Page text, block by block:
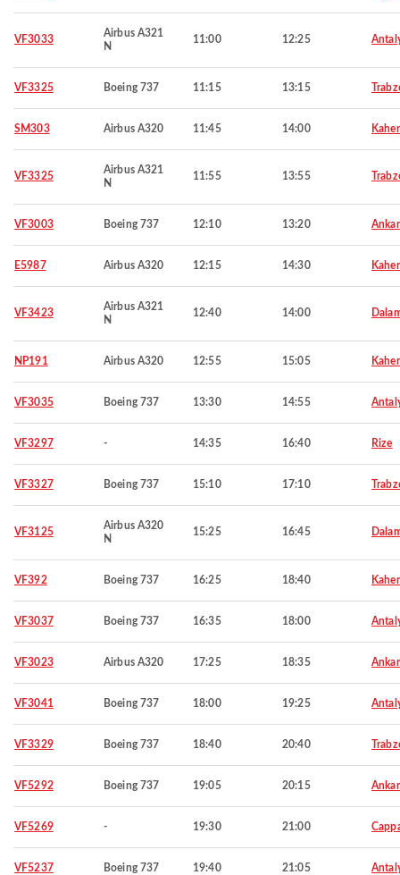
VF3033
Airbus A321
N
11:00 12:25
VF3325 Boeing 737 11:15 13:15
SM303 Airbus A320 11:45 14:00
VF3325
Airbus A321
N
11:55 13:55
VF3003 Boeing 737 12:10 13:20
E5987 Airbus A320 12:15 14:30
VF3423
Airbus A321
N
12:40 14:00
NP191 Airbus A320 12:55 15:05
VF3035 Boeing 737 13:30 14:55
VF3297 - 14:35 16:40 Rize
VF3327 Boeing 737 15:10 17:10
VF3125
Airbus A320
N
15:25 16:45
VF392 Boeing 737 16:25 18:40
VF3037 Boeing 737 16:35 18:00
VF3023 Airbus A320 17:25 18:35
VF3041 Boeing 737 18:00 19:25
VF3329 Boeing 737 18:40 20:40
VF5292 Boeing 737 19:05 20:15
VF5269 - 19:30 21:00
VF5237 Boeing 737 19:40 21:05